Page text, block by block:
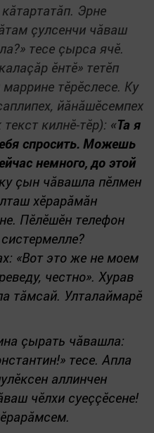
Эрне
çулсенчи чăваш
тесе çырса ячӗ.
ӗнтӗ» тетӗп
тӗрӗслесе. Ку
йăнăшӗсемпех
килнӗ-тӗр): «Та я
спросить. Можешь
немного, до этой
çын чăвашла пӗлмен
хӗрарăмăн
Пӗлӗшӗн телефон
«Вот это же не моем
честно». Хурав
тăмсай. Улталаймарӗ
çырать чăвашла:
тесе. Апла
аллинчен
чӗлхи суеççӗсене!